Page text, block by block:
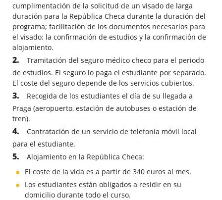
cumplimentación de la solicitud de un visado de larga
duración para la República Checa durante la duración del
programa; facilitación de los documentos necesarios para
el visado: la confirmación de estudios y la confirmación de
alojamiento.
Tramitación del seguro médico checo para el periodo
de estudios. El seguro lo paga el estudiante por separado.
El coste del seguro depende de los servicios cubiertos.
Recogida de los estudiantes el día de su llegada a
Praga (aeropuerto, estación de autobuses o estación de
tren).
Contratación de un servicio de telefonía móvil local
para el estudiante.
Alojamiento en la República Checa:
El coste de la vida es a partir de 340 euros al mes.
Los estudiantes están obligados a residir en su
domicilio durante todo el curso.